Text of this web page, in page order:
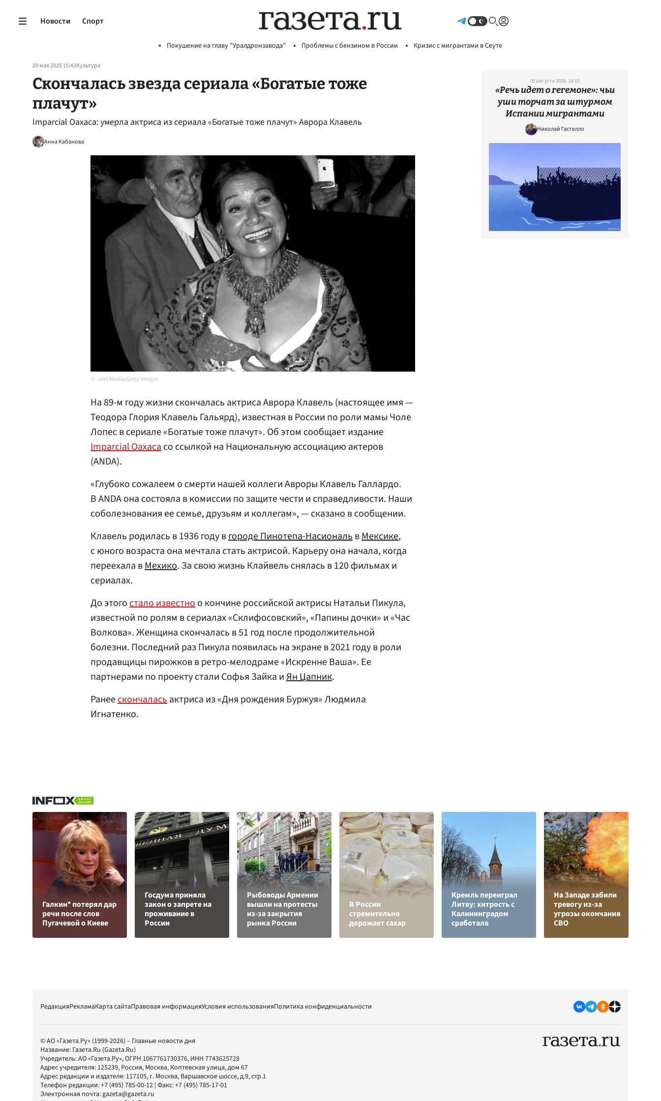
Новости Спорт
Покушение на главу "Уралдронзавода" Проблемы с бензином в России Кризис с мигрантами в Сеуте
20 мая 2025 15:42Культура
Скончалась звезда сериала «‎Богатые тоже
плачут»
Imparcial Oaxaca: умерла актриса из сериала «Богатые тоже плачут» Аврора Клавель
Анна Кабанова
Jam Media/Getty Images
На 89-м году жизни скончалась актриса Аврора Клавель (настоящее имя —
Теодора Глория Клавель Гальярд), известная в России по роли мамы Чоле
Лопес в сериале «Богатые тоже плачут». Об этом сообщает издание
Imparcial Oaxacaсо ссылкой на Национальную ассоциацию актеров
(ANDA).
«Глубоко сожалеем о смерти нашей коллеги Авроры Клавель Галлардо.
В ANDA она состояла в комиссии по защите чести и справедливости. Наши
соболезнования ее семье, друзьям и коллегам», — сказано в сообщении.
Клавель родилась в 1936 году вгороде Пинотепа-НасиональвМексике,
с юного возраста она мечтала стать актрисой. Карьеру она начала, когда
переехала вМехико. За свою жизнь Клайвель снялась в 120 фильмах и
сериалах.
До этогостало известноо кончине российской актрисы Натальи Пикула,
известной по ролям в сериалах «Склифосовский», «Папины дочки» и «Час
Волкова». Женщина скончалась в 51 год после продолжительной
болезни. Последний раз Пикула появилась на экране в 2021 году в роли
продавщицы пирожков в ретро-мелодраме «Искренне Ваша». Ее
партнерами по проекту стали Софья Зайка иЯн Цапник.
Ранеескончаласьактриса из «Дня рождения Буржуя» Людмила
Игнатенко.
05 августа 2026, 18:10
«Речь идет о гегемоне»: чьи
уши торчат за штурмом
Испании мигрантами
Николай Гастелло
Галкин* потерял дар
речи после слов
Пугачевой о Киеве
Госдума приняла
закон о запрете на
проживание в
России
Рыбоводы Армении
вышли на протесты
из-за закрытия
рынка России
В России
стремительно
дорожает сахар
Кремль переиграл
Литву: хитрость с
Калининградом
сработала
На Западе забили
тревогу из-за
угрозы окончания
СВО
РедакцияРекламаКарта сайтаПравовая информацияУсловия использованияПолитика конфиденциальности
© АО «Газета.Ру» (1999-2026) – Главные новости дня
Название: Газета.Ru (Gazeta.Ru)
Учредитель:АО «Газета.Ру», ОГРН 1067761730376, ИНН 7743625728
Адрес учредителя: 125239, Россия, Москва, Коптевская улица, дом 67
Адрес редакции и издателя: 117105, г. Москва, Варшавское шоссе, д.9, стр.1
Телефон редакции:+7 (495) 785-00-12 | Факс:+7 (495) 785-17-01
Электронная почта:gazeta@gazeta.ru